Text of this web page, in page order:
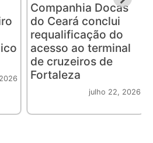
Companhia Docas
do Ceará conclui
requalificação do
acesso ao terminal
de cruzeiros de
Fortaleza
julho 22, 2026